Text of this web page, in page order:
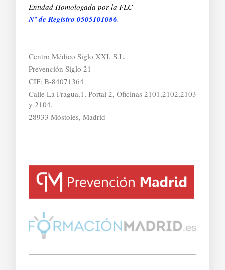
Entidad Homologada por la FLC
Nº de Registro 0505101086.
Centro Médico Siglo XXI, S.L.
Prevención Siglo 21
CIF: B-84071364
Calle La Fragua,1, Portal 2, Oficinas 2101,2102,2103
y 2104.
28933 Móstoles, Madrid